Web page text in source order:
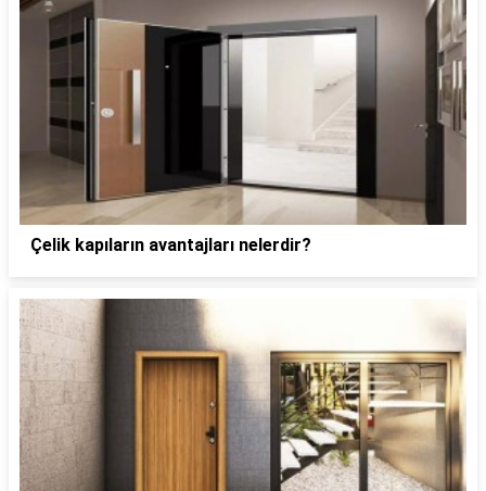
Çelik kapıların avantajları nelerdir?